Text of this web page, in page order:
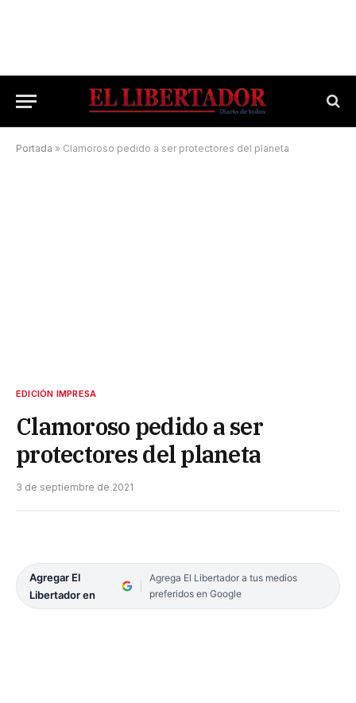
Portada » Clamoroso pedido a ser protectores del planeta
EDICIÓN IMPRESA
Clamoroso pedido a ser
protectores del planeta
3 de septiembre de 2021
Agregar El
Libertador en
Agrega El Libertador a tus medios
preferidos en Google